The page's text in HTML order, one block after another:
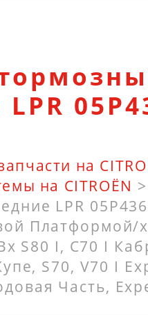
на
на CITROËN
LPR
Платформой/
S80 I, C70 I
S70, V70 I
Часть,